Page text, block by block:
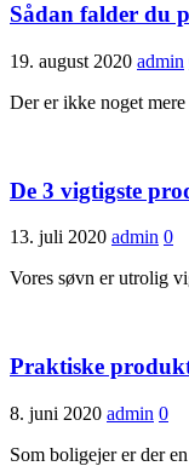
Sådan falder du
19. august 2020 admin
Der er ikke noget
De 3 vigtigste
13. juli 2020 admin 0
Vores søvn er utrolig
Praktiske
8. juni 2020 admin 0
Som boligejer er der